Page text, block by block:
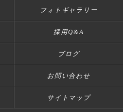
フォトギャラリー
採用Q&A
ブログ
お問い合わせ
サイトマップ